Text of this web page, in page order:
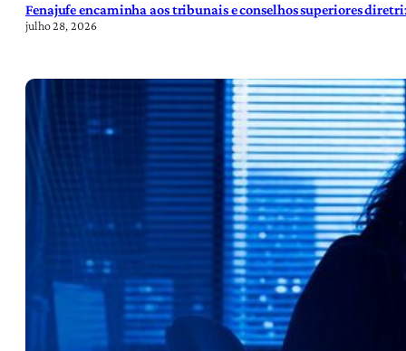
Fenajufe encaminha aos tribunais e conselhos superiores
julho 28, 2026